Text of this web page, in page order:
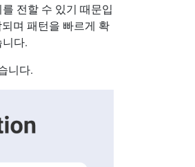
전할 수 있기 때문입
며 패턴을 빠르게 확
다.
니다.